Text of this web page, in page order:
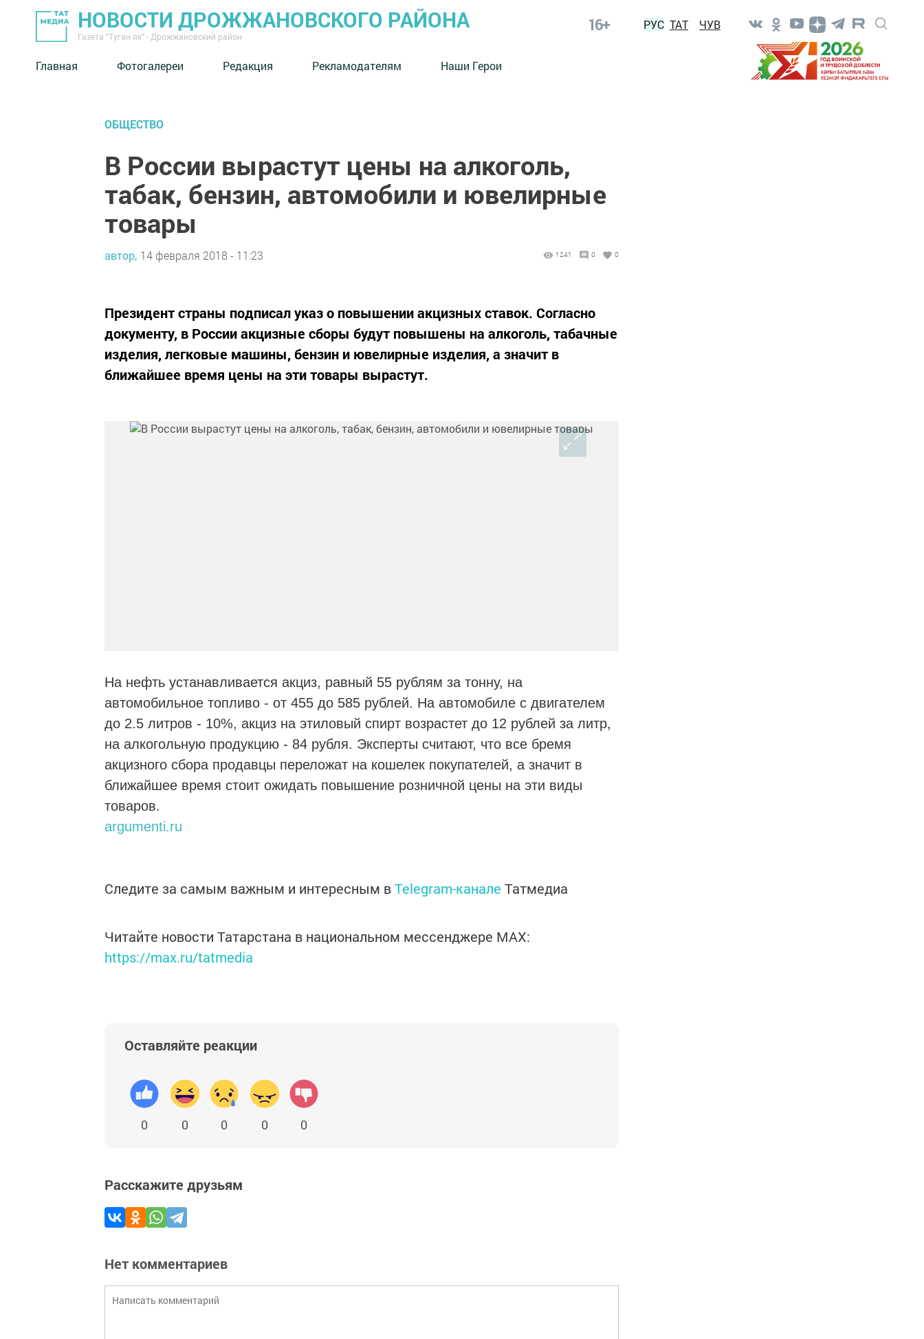
НОВОСТИ ДРОЖЖАНОВСКОГО РАЙОНА
Газета "Туган як" - Дрожжановский район
16+ РУС ТАТ ЧУВ
Главная Фотогалереи Редакция Рекламодателям Наши Герои
ОБЩЕСТВО
В России вырастут цены на алкоголь,
табак, бензин, автомобили и ювелирные
товары
автор, 14 февраля 2018 - 11:23 1241 0 0
Президент страны подписал указ о повышении акцизных ставок. Согласно
документу, в России акцизные сборы будут повышены на алкоголь, табачные
изделия, легковые машины, бензин и ювелирные изделия, а значит в
ближайшее время цены на эти товары вырастут.
На нефть устанавливается акциз, равный 55 рублям за тонну, на
автомобильное топливо - от 455 до 585 рублей. На автомобиле с двигателем
до 2.5 литров - 10%, акциз на этиловый спирт возрастет до 12 рублей за литр,
на алкогольную продукцию - 84 рубля. Эксперты считают, что все бремя
акцизного сбора продавцы переложат на кошелек покупателей, а значит в
ближайшее время стоит ожидать повышение розничной цены на эти виды
товаров.
argumenti.ru
Следите за самым важным и интересным вTelegram-канале Татмедиа
Читайте новости Татарстана в национальном мессенджере MАХ:
https://max.ru/tatmedia
Оставляйте реакции
0 0 0 0 0
Расскажите друзьям
Нет комментариев